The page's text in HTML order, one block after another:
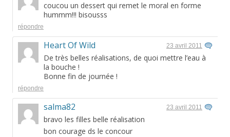
coucou un dessert qui remet le moral en forme
hummm!!! bisousss
répondre
Heart Of Wild 23 avril 2011
De très belles réalisations, de quoi mettre l’eau à
la bouche !
Bonne fin de journée !
répondre
salma82 23 avril 2011
bravo les filles belle réalisation
bon courage ds le concour